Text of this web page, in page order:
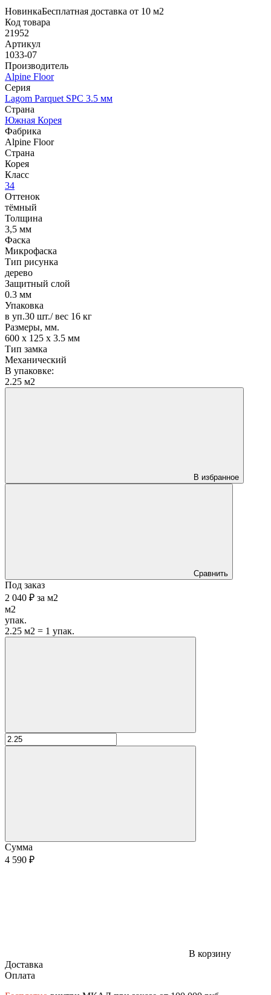
НовинкаБесплатная доставка от 10 м2
Код товара
21952
Артикул
1033-07
Производитель
Alpine Floor
Серия
Lagom Parquet SPC 3.5 мм
Страна
Южная Корея
Фабрика
Alpine Floor
Страна
Корея
Класс
34
Оттенок
тёмный
Толщина
3,5 мм
Фаска
Микрофаска
Тип рисунка
дерево
Защитный слой
0.3 мм
Упаковка
в уп.30 шт./ вес 16 кг
Размеры, мм.
600 х 125 х 3.5 мм
Тип замка
Механический
В упаковке:
2.25 м2
В избранное
Сравнить
Под заказ
2 040 ₽ за м2
м2
упак.
2.25 м2 = 1 упак.
Сумма
4 590 ₽
В корзину
Доставка
Оплата